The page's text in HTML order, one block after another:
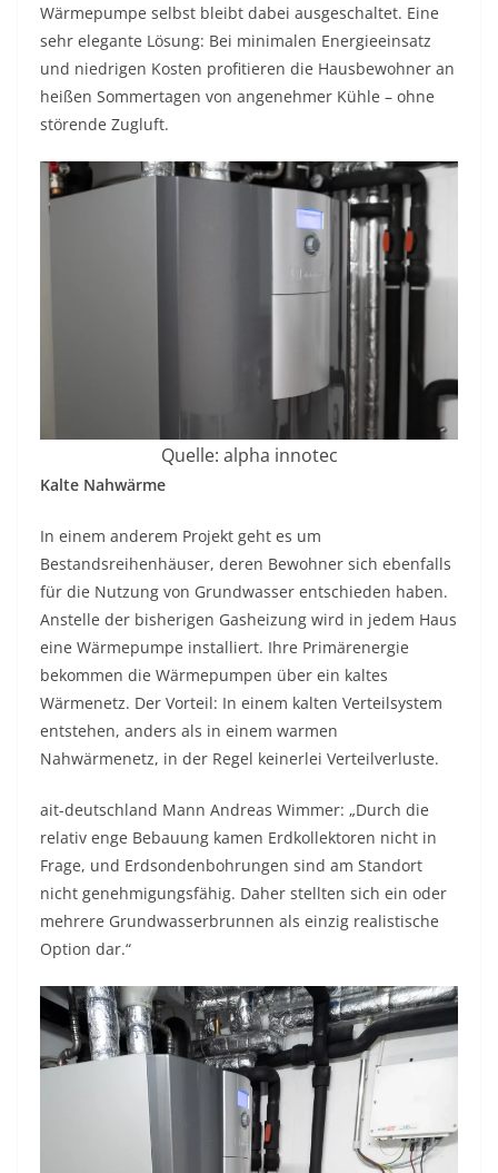
Wärmepumpe selbst bleibt dabei ausgeschaltet. Eine
sehr elegante Lösung: Bei minimalen Energieeinsatz
und niedrigen Kosten profitieren die Hausbewohner an
heißen Sommertagen von angenehmer Kühle – ohne
störende Zugluft.
Quelle: alpha innotec
Kalte Nahwärme
In einem anderem Projekt geht es um
Bestandsreihenhäuser, deren Bewohner sich ebenfalls
für die Nutzung von Grundwasser entschieden haben.
Anstelle der bisherigen Gasheizung wird in jedem Haus
eine Wärmepumpe installiert. Ihre Primärenergie
bekommen die Wärmepumpen über ein kaltes
Wärmenetz. Der Vorteil: In einem kalten Verteilsystem
entstehen, anders als in einem warmen
Nahwärmenetz, in der Regel keinerlei Verteilverluste.
ait-deutschland Mann Andreas Wimmer: „Durch die
relativ enge Bebauung kamen Erdkollektoren nicht in
Frage, und Erdsondenbohrungen sind am Standort
nicht genehmigungsfähig. Daher stellten sich ein oder
mehrere Grundwasserbrunnen als einzig realistische
Option dar.“